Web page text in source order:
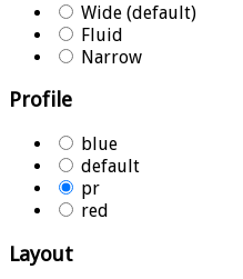
Wide (default)
Fluid
Narrow
Profile
blue
default
pr
red
Layout